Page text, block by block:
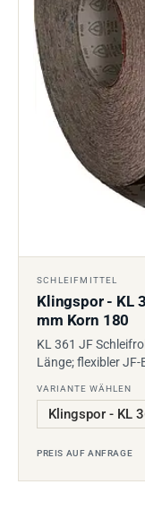
SCHLEIFMITTEL
Klingspor - KL
mm Korn 180
KL 361 JF
Länge; flexibler
VARIANTE WÄHLEN
PREIS AUF ANFRAGE